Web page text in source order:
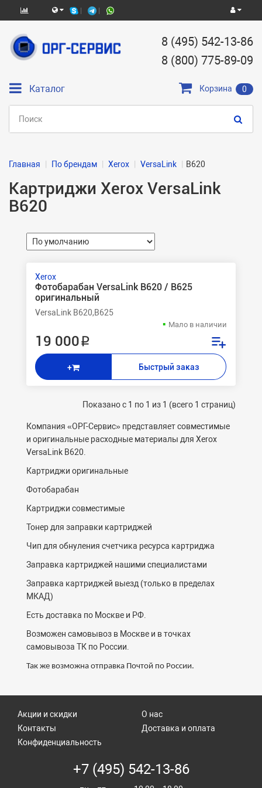
8 (495) 542-13-86
8 (800) 775-89-09
Каталог Корзина 0
Главная По брендам Xerox VersaLink B620
Картриджи Xerox VersaLink
B620
Xerox
Фотобарабан VersaLink B620 / B625
оригинальный
VersaLink B620,B625
Мало в наличии
19 000 ₽
+ Быстрый заказ
Показано с 1 по 1 из 1 (всего 1 страниц)
Компания «ОРГ-Cервис» представляет совместимые
и оригинальные расходные материалы для Xerox
VersaLink B620.
Картриджи оригинальные
Фотобарабан
Картриджи совместимые
Тонер для заправки картриджей
Чип для обнуления счетчика ресурса картриджа
Заправка картриджей нашими специалистами
Заправка картриджей выезд (только в пределах
МКАД)
Есть доставка по Москве и РФ.
Возможен самовывоз в Москве и в точках
самовывоза ТК по России.
Так же возможна отправка Почтой по России.
Акции и скидки
Контакты
О нас
Доставка и оплата
Конфиденциальность
+7 (495) 542-13-86